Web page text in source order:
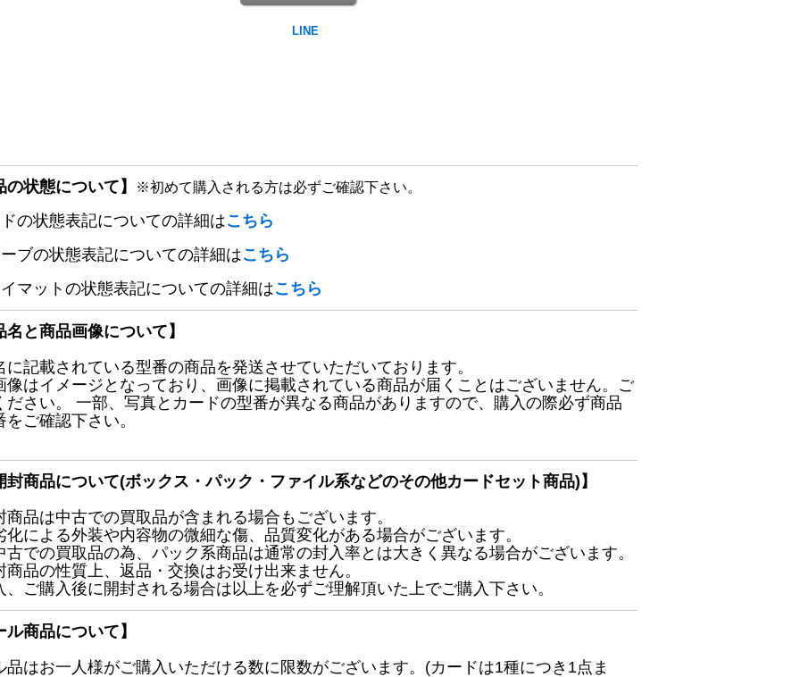
の状態について】 ※初めて購入される方は必ずご確認下さい。
の状態表記についての詳細はこちら
ブの状態表記についての詳細はこちら
マットの状態表記についての詳細はこちら
名と商品画像について】
に記載されている型番の商品を発送させていただいております。
像はイメージとなっており、画像に掲載されている商品が届くことはございません。ご
ださい。 一部、写真とカードの型番が異なる商品がありますので、購入の際必ず商品
をご確認下さい。
封商品について(ボックス・パック・ファイル系などのその他カードセット商品)】
商品は中古での買取品が含まれる場合もございます。
化による外装や内容物の微細な傷、品質変化がある場合がございます。
古での買取品の為、パック系商品は通常の封入率とは大きく異なる場合がございます。
商品の性質上、返品・交換はお受け出来ません。
、ご購入後に開封される場合は以上を必ずご理解頂いた上でご購入下さい。
ル商品について】
品はお一人様がご購入いただける数に限数がございます。(カードは1種につき1点ま